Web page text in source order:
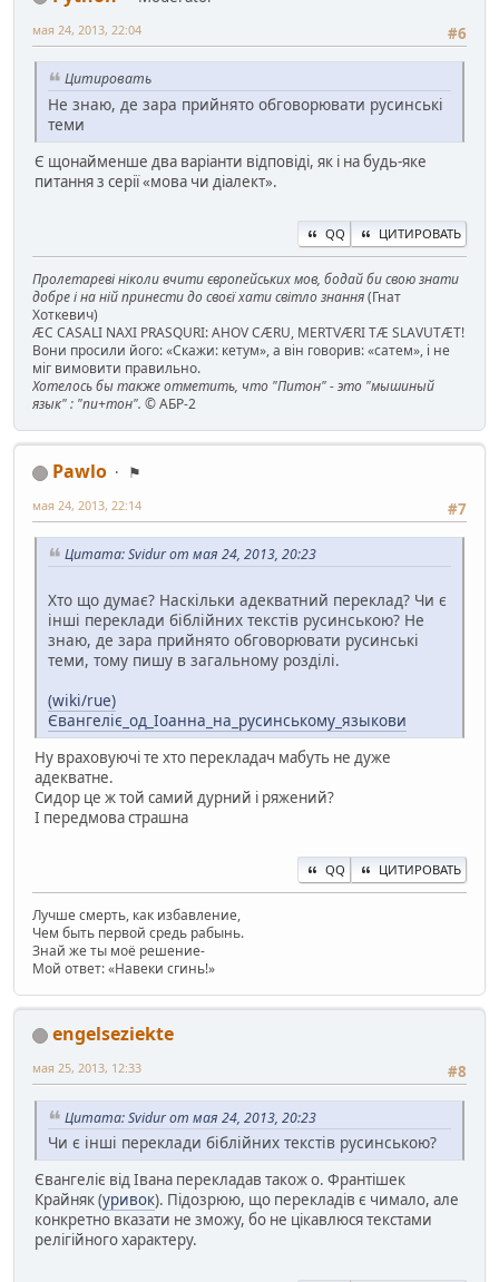
#6
мая 24, 2013, 22:04
Цитировать
Не знаю, де зара прийнято обговорювати русинські
теми
Є щонайменше два варіанти відповіді, як і на будь-яке
питання з серії «мова чи діалект».
QQ ЦИТИРОВАТЬ
Пролетареві ніколи вчити європейських мов, бодай би свою знати
добре і на ній принести до своєї хати світло знання(Гнат
Хоткевич)
ÆC CASALI NAXI PRASQURI: AHOV CÆRU, MERTVÆRI TÆ SLAVUTÆT!
Вони просили його: «Скажи: кетум», а він говорив: «сатем», і не
міг вимовити правильно.
Хотелось бы также отметить, что "Питон" - это "мышиный
язык" : "пи+тон". © АБР-2
Pawlo
⚑
#7
мая 24, 2013, 22:14
Цитата: Svidur от мая 24, 2013, 20:23
Хто що думає? Наскільки адекватний переклад? Чи є
інші переклади біблійних текстів русинською? Не
знаю, де зара прийнято обговорювати русинські
теми, тому пишу в загальному розділі.
(wiki/rue)
Євангеліє_од_Іоанна_на_русинському_языкови
Ну враховуючі те хто перекладач мабуть не дуже
адекватне.
Сидор це ж той самий дурний і ряжений?
І передмова страшна
QQ ЦИТИРОВАТЬ
Лучше смерть, как избавление,
Чем быть первой средь рабынь.
Знай же ты моё решение-
Мой ответ: «Навеки сгинь!»
engelseziekte
#8
мая 25, 2013, 12:33
Цитата: Svidur от мая 24, 2013, 20:23
Чи є інші переклади біблійних текстів русинською?
Євангеліє від Івана перекладав також о. Франтішек
Крайняк (уривок). Підозрюю, що перекладів є чимало, але
конкретно вказати не зможу, бо не цікавлюся текстами
релігійного характеру.